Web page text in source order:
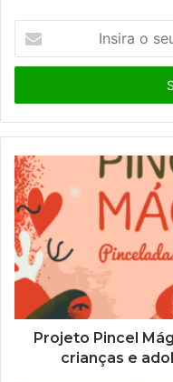
s
r
a
s
e
u
e
n
d
e
Projeto Pincel
crianças e